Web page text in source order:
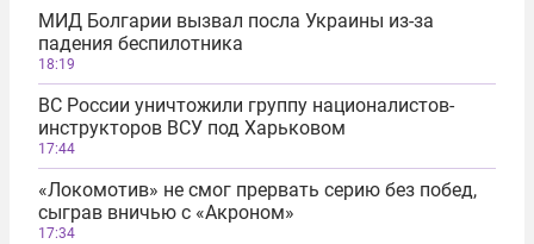
МИД Болгарии вызвал посла Украины из-за
падения беспилотника
18:19
ВС России уничтожили группу националистов-
инструкторов ВСУ под Харьковом
17:44
«Локомотив» не смог прервать серию без побед,
сыграв вничью с «Акроном»
17:34